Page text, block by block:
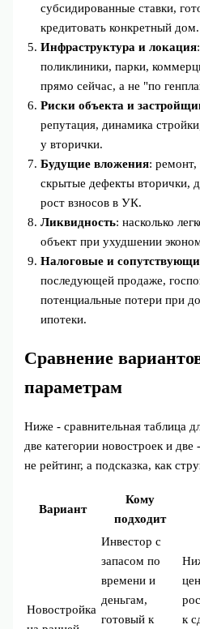
субсидированные ставки,
кредитовать конкретный дом.
Инфраструктура и локация
поликлиники, парки,
прямо сейчас, а не "по
Риски объекта и
репутация, динамика
у вторички.
Будущие вложения:
скрытые дефекты вторички,
рост взносов в УК.
Ликвидность: насколько
объект при ухудшении
Налоговые и
последующей продаже,
потенциальные потери при
ипотеки.
Сравнение
параметрам
Ниже - сравнительная таблица
две категории новостроек и
не рейтинг, а подсказка, как
Вариант
Кому
подходит
Новостройка
Инвестор с
запасом по
времени и
деньгам,
готовый к
к